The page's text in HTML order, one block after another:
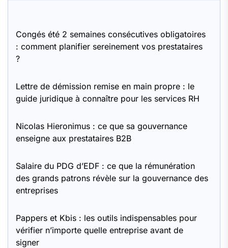
Congés été 2 semaines consécutives obligatoires
: comment planifier sereinement vos prestataires
?
Lettre de démission remise en main propre : le
guide juridique à connaître pour les services RH
Nicolas Hieronimus : ce que sa gouvernance
enseigne aux prestataires B2B
Salaire du PDG d’EDF : ce que la rémunération
des grands patrons révèle sur la gouvernance des
entreprises
Pappers et Kbis : les outils indispensables pour
vérifier n’importe quelle entreprise avant de
signer